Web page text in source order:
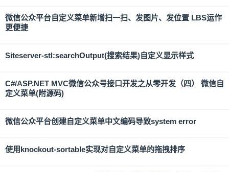
微信公众平台自定义菜单新增扫一扫、发图片、发位置 LBS运作
更便捷
Siteserver-stl:searchOutput(搜索结果)自定义显示样式
C#/ASP.NET MVC微信公众号接口开发之从零开发（四） 微信自
定义菜单(附源码)
微信公众平台创建自定义菜单中文编码导致system error
使用knockout-sortable实现对自定义菜单的拖拽排序